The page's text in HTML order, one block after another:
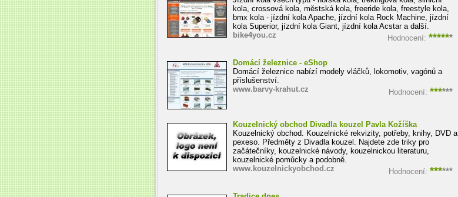
kola, crossová kola, městská kola, freeride kola, freestyle kola,
bmx kola - jízdní kola Apache, jízdní kola Rock Machine, jízdní
kola Superior, jízdní kola Giant, jízdní kola Acstar a další.
Hodnocení: ******
bike4you.cz
Domácí železnice - eShop
Domácí železnice nabízí modely vláčků, lokomotiv, vagónů a
příslušenství.
Hodnocení: ******
www.barvy-krahut.cz
Kouzelnický obchod Divadla kouzel Pavla Kožíška
Kouzelnický obchod. Kouzelnické rekvizity, potřeby, knihy, DVD a
pexeso. Předměty z Divadla kouzel. Najdete zde triky pro
začátečníky, kouzelnické návody, kouzelnickou literaturu,
kouzelnické pomůcky a podobně.
Hodnocení: ******
www.kouzelnickyobchod.cz